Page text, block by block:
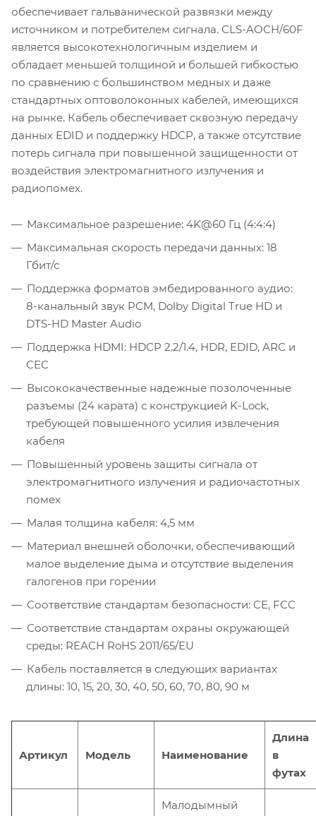
обеспечивает гальванической развязки между
источником и потребителем сигнала. CLS-AOCH/60F
является высокотехнологичным изделием и
обладает меньшей толщиной и большей гибкостью
по сравнению с большинством медных и даже
стандартных оптоволоконных кабелей, имеющихся
на рынке. Кабель обеспечивает сквозную передачу
данных EDID и поддержку HDCP, а также отсутствие
потерь сигнала при повышенной защищенности от
воздействия электромагнитного излучения и
радиопомех.
Максимальное разрешение: 4K@60 Гц (4:4:4)
Максимальная скорость передачи данных: 18
Гбит/с
Поддержка форматов эмбедированного аудио:
8-канальный звук PCM, Dolby Digital True HD и
DTS-HD Master Audio
Поддержка HDMI: HDCP 2.2/1.4, HDR, EDID, ARC и
CEC
Высококачественные надежные позолоченные
разъемы (24 карата) с конструкцией K-Lock,
требующей повышенного усилия извлечения
кабеля
Повышенный уровень защиты сигнала от
электромагнитного излучения и радиочастотных
помех
Малая толщина кабеля: 4,5 мм
Материал внешней оболочки, обеспечивающий
малое выделение дыма и отсутствие выделения
галогенов при горении
Соответствие стандартам безопасности: CE, FCC
Соответствие стандартам охраны окружающей
среды: REACH RoHS 2011/65/EU
Кабель поставляется в следующих вариантах
длины: 10, 15, 20, 30, 40, 50, 60, 70, 80, 90 м
Артикул Модель Наименование
Длина
в
футах
Малодымный